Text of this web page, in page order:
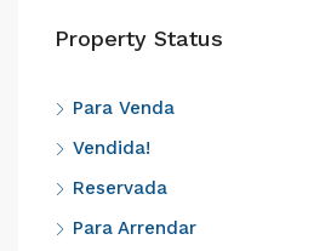
Property Status
Para Venda
Vendida!
Reservada
Para Arrendar